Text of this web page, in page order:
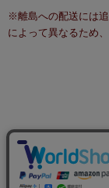
※離島への配送には
によって異なるため